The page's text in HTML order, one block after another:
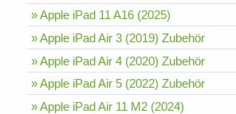
» Apple iPad 11 A16 (2025)
» Apple iPad Air 3 (2019) Zubehör
» Apple iPad Air 4 (2020) Zubehör
» Apple iPad Air 5 (2022) Zubehör
» Apple iPad Air 11 M2 (2024)